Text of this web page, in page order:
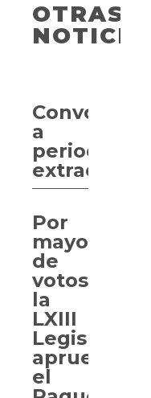
OTRAS
NOTICIAS
Convocan
a
periodo
Por
mayoría
de
votos,
la
LXIII
Legislatura
aprueba
el